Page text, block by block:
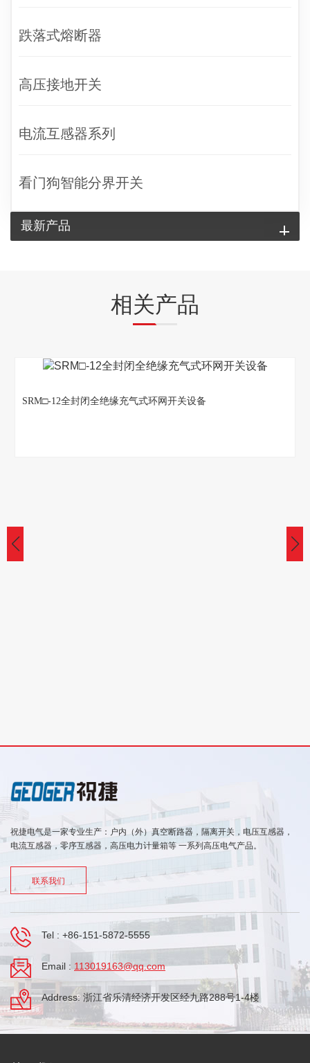
跌落式熔断器
高压接地开关
电流互感器系列
看门狗智能分界开关
最新产品
相关产品
SRM□-12全封闭全绝缘充气式环网开关设备
祝捷电气是一家专业生产：户内（外）真空断路器，隔离开关，电压互感器，
电流互感器，零序互感器，高压电力计量箱等 一系列高压电气产品。
联系我们
Tel : +86-151-5872-5555
Email : 113019163@qq.com
Address: 浙江省乐清经济开发区经九路288号1-4楼